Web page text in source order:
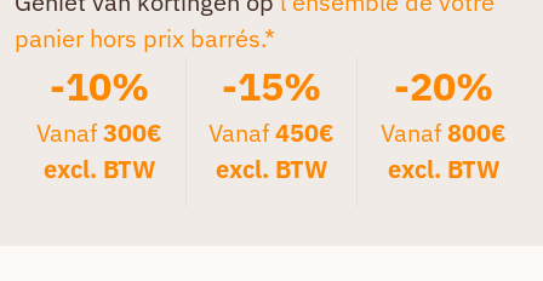
panier hors prix barrés.*
-10%
Vanaf300€
excl. BTW
-15%
Vanaf450€
excl. BTW
-20%
Vanaf800€
excl. BTW